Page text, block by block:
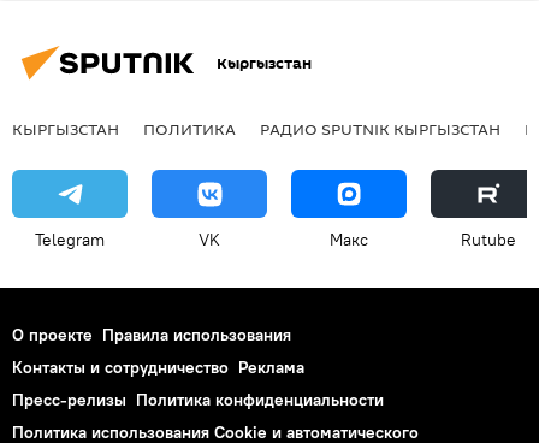
Кыргызстан
КЫРГЫЗСТАН ПОЛИТИКА РАДИО SPUTNIK КЫРГЫЗСТАН
Telegram VK Макс Rutube
О проекте Правила использования
Контакты и сотрудничество Реклама
Пресс-релизы Политика конфиденциальности
Политика использования Cookie и автоматического